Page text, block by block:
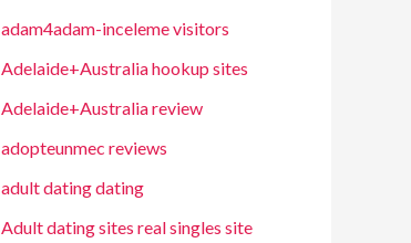
adam4adam-inceleme visitors
Adelaide+Australia hookup sites
Adelaide+Australia review
adopteunmec reviews
adult dating dating
Adult dating sites real singles site